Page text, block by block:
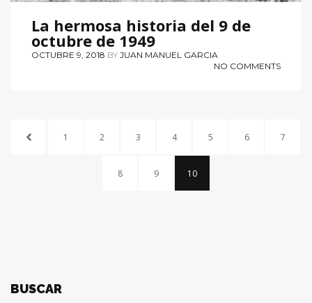
La hermosa historia del 9 de
octubre de 1949
OCTUBRE 9, 2018 BY JUAN MANUEL GARCIA
NO COMMENTS
1 2 3 4 5 6 7
8 9 10
BUSCAR